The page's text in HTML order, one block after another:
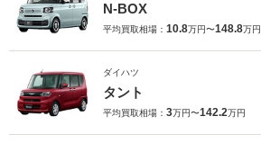
N-BOX
平均買取相場： 10.8万円〜148.8万円
ダイハツ
タント
平均買取相場： 3万円〜142.2万円